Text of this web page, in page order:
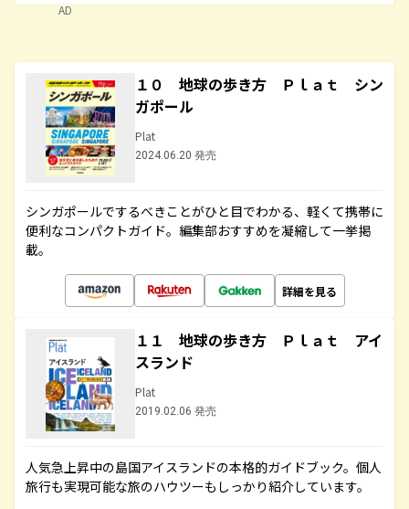
AD
１０ 地球の歩き方 Ｐｌａｔ シン
ガポール
Plat
2024.06.20 発売
シンガポールでするべきことがひと目でわかる、軽くて携帯に
便利なコンパクトガイド。編集部おすすめを凝縮して一挙掲
載。
詳細を見る
１１ 地球の歩き方 Ｐｌａｔ アイ
スランド
Plat
2019.02.06 発売
人気急上昇中の島国アイスランドの本格的ガイドブック。個人
旅行も実現可能な旅のハウツーもしっかり紹介しています。